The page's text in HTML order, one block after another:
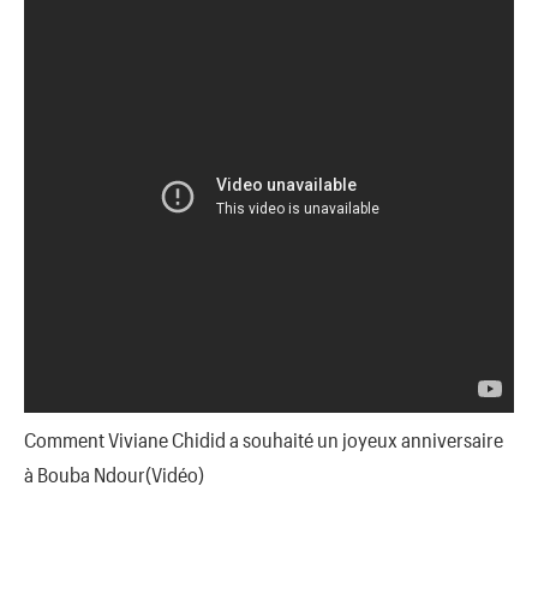
Comment Viviane Chidid a souhaité un joyeux anniversaire
à Bouba Ndour(Vidéo)